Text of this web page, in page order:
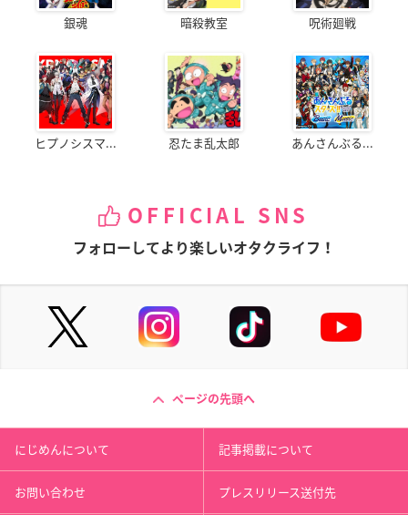
銀魂 暗殺教室 呪術廻戦
ヒプノシスマ... 忍たま乱太郎 あんさんぶる...
OFFICIAL SNS
フォローしてより楽しいオタクライフ！
ページの先頭へ
にじめんについて 記事掲載について
お問い合わせ プレスリリース送付先